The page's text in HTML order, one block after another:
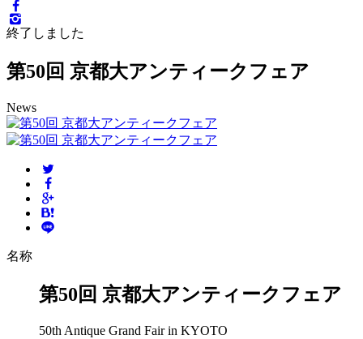
終了しました
第50回 京都大アンティークフェア
News
名称
第50回 京都大アンティークフェア
50th Antique Grand Fair in KYOTO